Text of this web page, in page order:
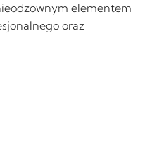
elementem
oraz